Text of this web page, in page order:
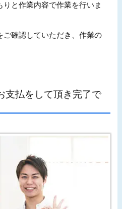
と作業内容で作業を行いま
確認していただき、作業の
支払をして頂き完了で